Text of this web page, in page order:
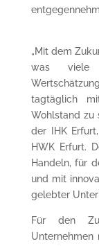
„Mit dem
was viele
tagtäglich
Wohlstand zu
der IHK
HWK Erfurt.
Handeln, für
und mit
gelebter
Für den